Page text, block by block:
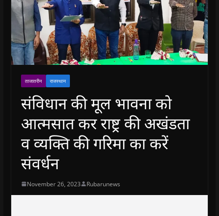
ताजातरीन राजस्थान
संविधान की मूल भावना को
आत्मसात कर राष्ट्र की अखंडता
व व्यक्ति की गरिमा का करें
संवर्धन
November 26, 2023 Rubarunews